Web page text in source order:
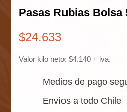
Pasas Rubias Bolsa
$24.633
Valor kilo neto: $4.140 + iva.
Medios de pago
Envíos a todo Chile